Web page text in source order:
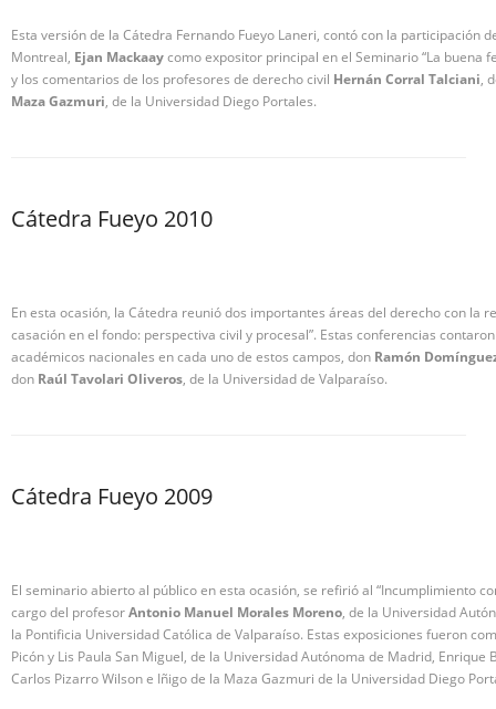
Esta versión de la Cátedra Fernando Fueyo Laneri, contó con la participación
Montreal, Ejan Mackaaycomo expositor principal en el Seminario “La buena
y los comentarios de los profesores de derecho civil Hernán Corral Talciani,
Maza Gazmuri, de la Universidad Diego Portales.
Cátedra Fueyo 2010
En esta ocasión, la Cátedra reunió dos importantes áreas del derecho con la
casación en el fondo: perspectiva civil y procesal”. Estas conferencias
académicos nacionales en cada uno de estos campos, don Ramón
don Raúl Tavolari Oliveros, de la Universidad de Valparaíso.
Cátedra Fueyo 2009
El seminario abierto al público en esta ocasión, se refirió al “Incumplimiento
cargo del profesorAntonio Manuel Morales Moreno, de la Universidad
la Pontificia Universidad Católica de Valparaíso. Estas exposiciones fueron
Picón y Lis Paula San Miguel, de la Universidad Autónoma de Madrid,
Carlos Pizarro Wilson e Iñigo de la Maza Gazmuri de la Universidad Diego